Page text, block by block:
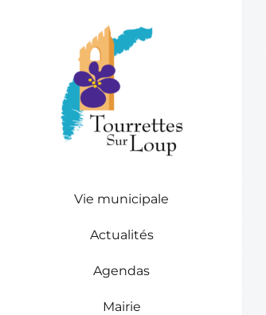
Vie municipale
Actualités
Agendas
Mairie